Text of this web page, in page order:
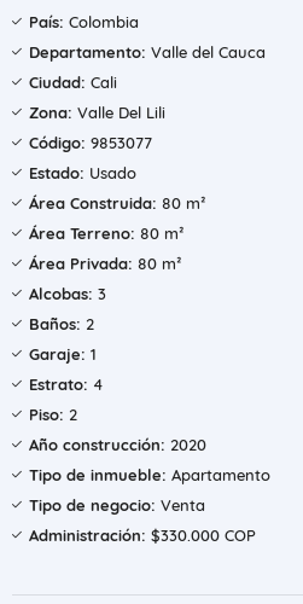
País: Colombia
Departamento: Valle del Cauca
Ciudad: Cali
Zona: Valle Del Lili
Código: 9853077
Estado: Usado
Área Construida: 80 m²
Área Terreno: 80 m²
Área Privada: 80 m²
Alcobas: 3
Baños: 2
Garaje: 1
Estrato: 4
Piso: 2
Año construcción: 2020
Tipo de inmueble: Apartamento
Tipo de negocio: Venta
Administración: $330.000 COP